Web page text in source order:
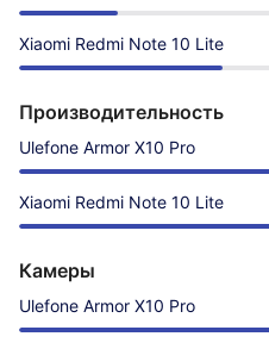
Xiaomi Redmi Note 10 Lite
Производительность
Ulefone Armor X10 Pro
Xiaomi Redmi Note 10 Lite
Камеры
Ulefone Armor X10 Pro